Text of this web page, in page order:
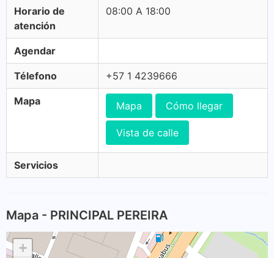
Horario de
atención
08:00 A 18:00
Agendar
Télefono +57 1 4239666
Mapa Mapa Cómo llegar
Vista de calle
Servicios
Mapa - PRINCIPAL PEREIRA
+